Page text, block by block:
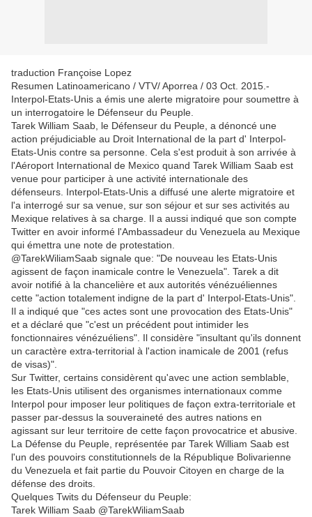
traduction Françoise Lopez
Resumen Latinoamericano / VTV/ Aporrea / 03 Oct. 2015.-
Interpol-Etats-Unis a émis une alerte migratoire pour soumettre à
un interrogatoire le Défenseur du Peuple.
Tarek William Saab, le Défenseur du Peuple, a dénoncé une
action préjudiciable au Droit International de la part d' Interpol-
Etats-Unis contre sa personne. Cela s'est produit à son arrivée à
l'Aéroport International de Mexico quand Tarek William Saab est
venue pour participer à une activité internationale des
défenseurs. Interpol-Etats-Unis a diffusé une alerte migratoire et
l'a interrogé sur sa venue, sur son séjour et sur ses activités au
Mexique relatives à sa charge. Il a aussi indiqué que son compte
Twitter en avoir informé l'Ambassadeur du Venezuela au Mexique
qui émettra une note de protestation.
@TarekWiliamSaab signale que: "De nouveau les Etats-Unis
agissent de façon inamicale contre le Venezuela". Tarek a dit
avoir notifié à la chancelière et aux autorités vénézuéliennes
cette "action totalement indigne de la part d' Interpol-Etats-Unis".
Il a indiqué que "ces actes sont une provocation des Etats-Unis"
et a déclaré que "c'est un précédent pout intimider les
fonctionnaires vénézuéliens". Il considère "insultant qu'ils donnent
un caractère extra-territorial à l'action inamicale de 2001 (refus
de visas)".
Sur Twitter, certains considèrent qu'avec une action semblable,
les Etats-Unis utilisent des organismes internationaux comme
Interpol pour imposer leur politiques de façon extra-territoriale et
passer par-dessus la souveraineté des autres nations en
agissant sur leur territoire de cette façon provocatrice et abusive.
La Défense du Peuple, représentée par Tarek William Saab est
l'un des pouvoirs constitutionnels de la République Bolivarienne
du Venezuela et fait partie du Pouvoir Citoyen en charge de la
défense des droits.
Quelques Twits du Défenseur du Peuple:
Tarek William Saab ‏@TarekWiliamSaab